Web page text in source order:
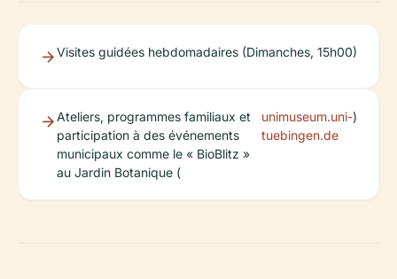
Visites guidées hebdomadaires (Dimanches, 15h00)
Ateliers, programmes familiaux et
participation à des événements
municipaux comme le « BioBlitz »
au Jardin Botanique (
unimuseum.uni-
tuebingen.de
)